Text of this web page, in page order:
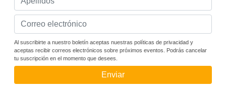
Al suscribirte a nuestro boletín aceptas nuestras políticas de privacidad y
aceptas recibir correos electrónicos sobre próximos eventos. Podrás cancelar
tu suscripción en el momento que desees.
Enviar